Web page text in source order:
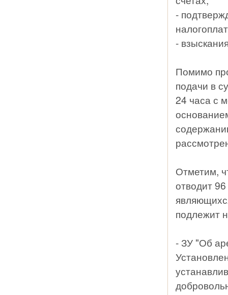
-
-
Помимо
подачи в
24 часа с
Отметим,
отводит
подлежит
- ЗУ "Об